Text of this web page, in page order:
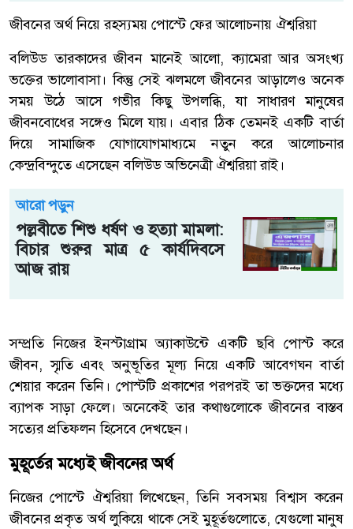
জীবনের অর্থ নিয়ে রহস্যময় পোস্টে ফের আলোচনায় ঐশ্বরিয়া
বলিউড তারকাদের জীবন মানেই আলো, ক্যামেরা আর অসংখ্য
ভক্তের ভালোবাসা। কিন্তু সেই ঝলমলে জীবনের আড়ালেও অনেক
সময় উঠে আসে গভীর কিছু উপলব্ধি, যা সাধারণ মানুষের
জীবনবোধের সঙ্গেও মিলে যায়। এবার ঠিক তেমনই একটি বার্তা
দিয়ে সামাজিক যোগাযোগমাধ্যমে নতুন করে আলোচনার
কেন্দ্রবিন্দুতে এসেছেন বলিউড অভিনেত্রী ঐশ্বরিয়া রাই।
আরো পড়ুন
পল্লবীতে শিশু ধর্ষণ ও হত্যা মামলা:
বিচার শুরুর মাত্র ৫ কার্যদিবসে
আজ রায়
সম্প্রতি নিজের ইনস্টাগ্রাম অ্যাকাউন্টে একটি ছবি পোস্ট করে
জীবন, স্মৃতি এবং অনুভূতির মূল্য নিয়ে একটি আবেগঘন বার্তা
শেয়ার করেন তিনি। পোস্টটি প্রকাশের পরপরই তা ভক্তদের মধ্যে
ব্যাপক সাড়া ফেলে। অনেকেই তার কথাগুলোকে জীবনের বাস্তব
সত্যের প্রতিফলন হিসেবে দেখছেন।
মুহূর্তের মধ্যেই জীবনের অর্থ
নিজের পোস্টে ঐশ্বরিয়া লিখেছেন, তিনি সবসময় বিশ্বাস করেন
জীবনের প্রকৃত অর্থ লুকিয়ে থাকে সেই মুহূর্তগুলোতে, যেগুলো মানুষ